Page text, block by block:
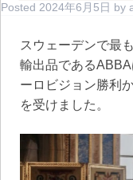
Posted 2024年6月5日 by
スウェーデンで最
輸出品である
ーロビジョン勝利
を受けました。